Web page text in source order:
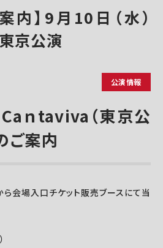
内】9月10日（水）
京公演
公演情報
Caｎtaviva（東京公
ご案内
会場入口チケット販売ブースにて当